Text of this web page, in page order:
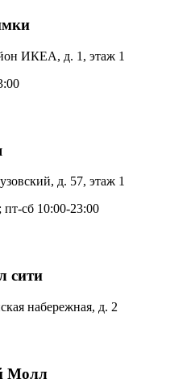
ИКЕА, д. 1, этаж 1
д. 57, этаж 1
пт-сб 10:00-23:00
сити
набережная, д. 2
Молл